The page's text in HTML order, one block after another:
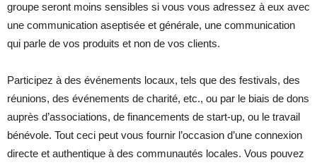
groupe seront moins sensibles si vous vous adressez à eux avec
une communication aseptisée et générale, une communication
qui parle de vos produits et non de vos clients.
Participez à des événements locaux, tels que des festivals, des
réunions, des événements de charité, etc., ou par le biais de dons
auprès d’associations, de financements de start-up, ou le travail
bénévole. Tout ceci peut vous fournir l’occasion d’une connexion
directe et authentique à des communautés locales. Vous pouvez